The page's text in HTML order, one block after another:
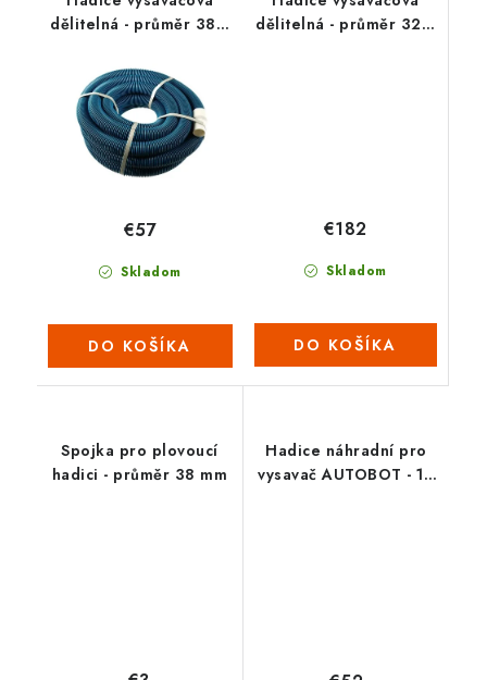
dělitelná - průměr 38 /
Skladom
€57
DO KOŠÍKA
dělitelná - průměr 32 /
Skladom
€182
DO KOŠÍKA
Spojka pro plovoucí
hadici - průměr 38 mm
Hadice náhradní pro
vysavač AUTOBOT - 10